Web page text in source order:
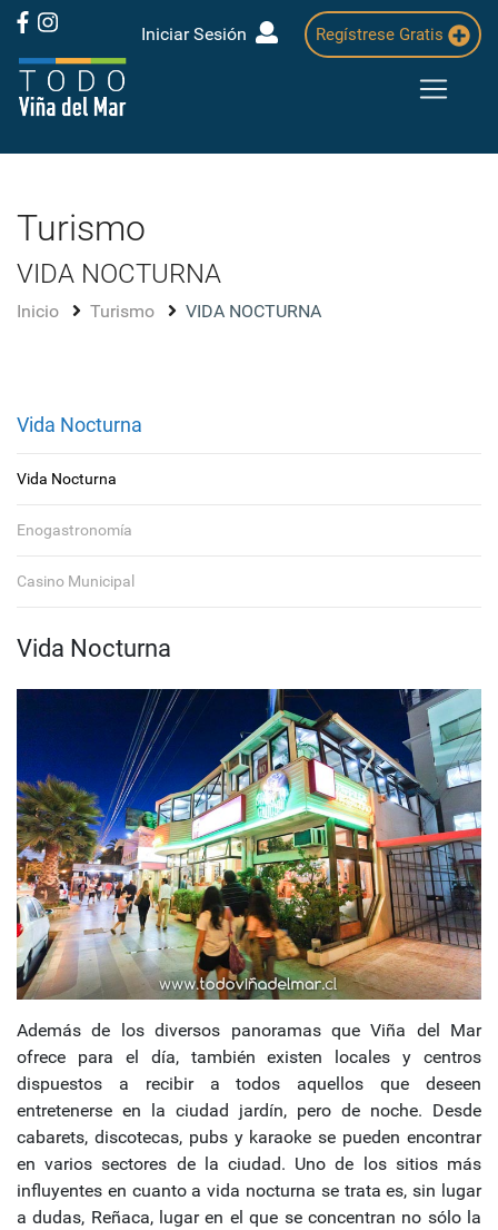
Iniciar Sesión Regístrese Gratis
Turismo
VIDA NOCTURNA
Inicio Turismo VIDA NOCTURNA
Vida Nocturna
Vida Nocturna
Enogastronomía
Casino Municipal
Vida Nocturna
Además de los diversos panoramas que Viña del Mar
ofrece para el día, también existen locales y centros
dispuestos a recibir a todos aquellos que deseen
entretenerse en la ciudad jardín, pero de noche. Desde
cabarets, discotecas, pubs y karaoke se pueden encontrar
en varios sectores de la ciudad. Uno de los sitios más
influyentes en cuanto a vida nocturna se trata es, sin lugar
a dudas, Reñaca, lugar en el que se concentran no sólo la